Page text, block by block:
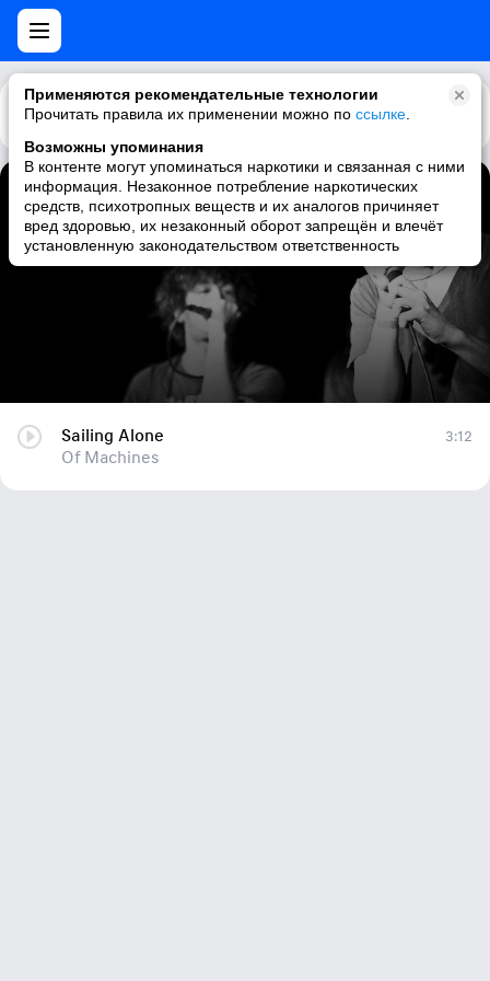
Применяются рекомендательные технологии
Прочитать правила их применении можно по ссылке
Возможны упоминания
В контенте могут упоминаться наркотики и связанная с ними
информация. Незаконное потребление наркотических
средств, психотропных веществ и их аналогов причиняет
вред здоровью, их незаконный оборот запрещён и влечёт
установленную законодательством ответственность
Каталог Рекомендации
Sailing Alone
Of Machines
Sailing Alone
Of Machines
3:12